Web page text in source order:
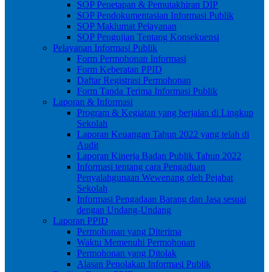
SOP Penetapan & Pemutakhiran DIP
SOP Pendokumentasian Informasi Publik
SOP Maklumat Pelayanan
SOP Pengujian Tentang Konsekuensi
Pelayanan Informasi Publik
Form Permohonan Informasi
Form Keberatan PPID
Daftar Registrasi Permohonan
Form Tanda Terima Informasi Publik
Laporan & Informasi
Program & Kegiatan yang berjalan di Lingkup
Sekolah
Laporan Keuangan Tahun 2022 yang telah di
Audit
Laporan Kinerja Badan Publik Tahun 2022
Informasi tentang cara Pengaduan
Penyalahgunaan Wewenang oleh Pejabat
Sekolah
Informasi Pengadaan Barang dan Jasa sesuai
dengan Undang-Undang
Laporan PPID
Permohonan yang Diterima
Waktu Memenuhi Permohonan
Permohonan yang Ditolak
Alasan Penolakan Informasi Publik